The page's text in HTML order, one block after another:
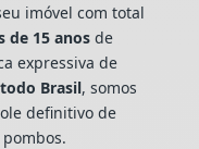
imóvel com total
de 15 anosde
expressiva de
Brasil, somos
definitivo de